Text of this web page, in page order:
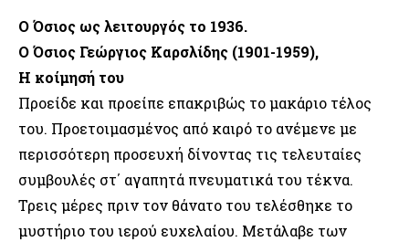
Ο Όσιος ως λειτουργός το 1936.
Ο Όσιος Γεώργιος Καρσλίδης (1901-1959),
Η κοίμησή του
Προείδε και προείπε επακριβώς το μακάριο τέλος
του. Προετοιμασμένος από καιρό το ανέμενε με
περισσότερη προσευχή δίνοντας τις τελευταίες
συμβουλές στ΄ αγαπητά πνευματικά του τέκνα.
Τρεις μέρες πριν τον θάνατο του τελέσθηκε το
μυστήριο του ιερού ευχελαίου. Μετάλαβε των